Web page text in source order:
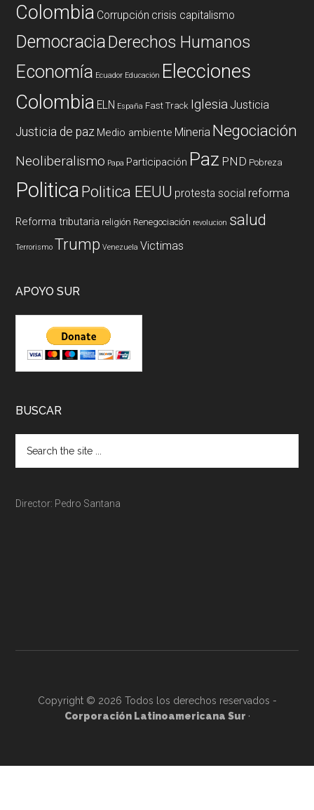
Colombia Corrupción crisis capitalismo
DemocraciaDerechos Humanos
Economía Ecuador Educación Elecciones
Colombia ELN España Fast Track Iglesia Justicia
Justicia de paz Medio ambiente Mineria Negociación
Neoliberalismo Papa Participación Paz PND Pobreza
PoliticaPolitica EEUU protesta social reforma
Reforma tributaria religión Renegociación revolucion salud
Terrorismo Trump Venezuela Victimas
APOYO SUR
BUSCAR
Director: Pedro Santana
Copyright © 2026 Todos los derechos reservados -
Corporación Latinoamericana Sur ·